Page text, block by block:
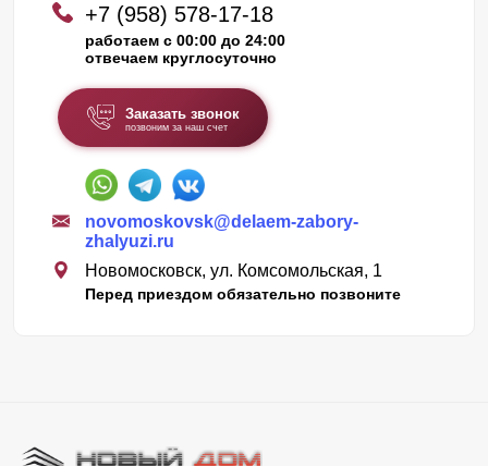
+7 (958) 578-17-18
работаем с 00:00 до 24:00
отвечаем круглосуточно
Заказать звонок
позвоним за наш счет
novomoskovsk@delaem-zabory-
zhalyuzi.ru
Новомосковск, ул. Комсомольская, 1
Перед приездом обязательно позвоните